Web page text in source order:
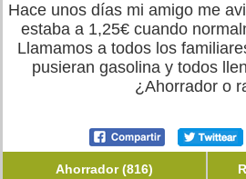
Hace unos días mi amigo me
estaba a 1,25€ cuando
Llamamos a todos los
pusieran gasolina y todos
¿Ahorrador o
Ahorrador (816)